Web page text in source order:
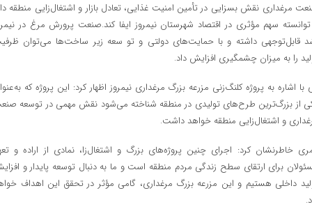
مرغداری نقش بسزایی در تأمین امنیت غذایی، تعادل بازار و اشتغال‌زایی منطقه
سهم مؤثری در اقتصاد شهرستان نیمروز ایفا کند.صنعت پرورش مرغ در
قابل‌توجهی داشته و با حمایت‌های دولتی و تو سعه زیر ساخت‌ها می‌توان
را به میزان چشمگیری افزایش داد.
با اشاره به پروژه کلنگ‌زنی مزرعه بزرگ مرغداری نیمروز اظهار کرد: این پروژه که
از بزرگ‌ترین طرح‌های تولیدی در منطقه شناخته می‌شود نقش مهمی در توسعه
و اشتغال‌زایی منطقه خواهد داشت.
خاطرنشان کرد: اجرای چنین پروژه‌های بزرگ و اشتغال‌زا، نمادی از اراده و
برای ارتقای سطح زندگی مردم منطقه است و ما به دنبال توسعه پایدار و
داخلی هستیم و این مزرعه بزرگ مرغداری، گامی مؤثر در تحقق این اهداف